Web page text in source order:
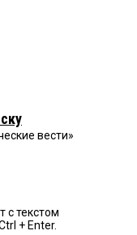
вести»
с текстом
+ Enter.